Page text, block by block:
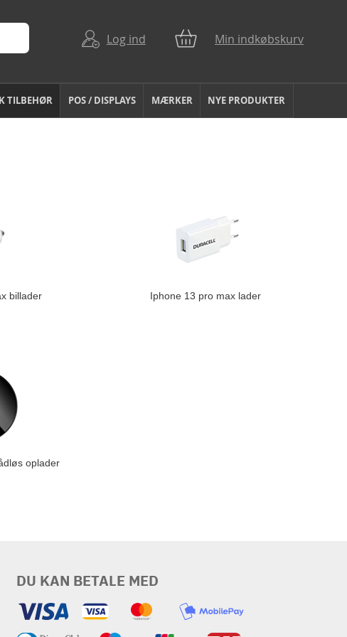
Log ind Min indkøbskurv
TILBEHØR POS / DISPLAYS MÆRKER NYE PRODUKTER
billader Iphone 13 pro max lader
oplader
DU KAN BETALE MED